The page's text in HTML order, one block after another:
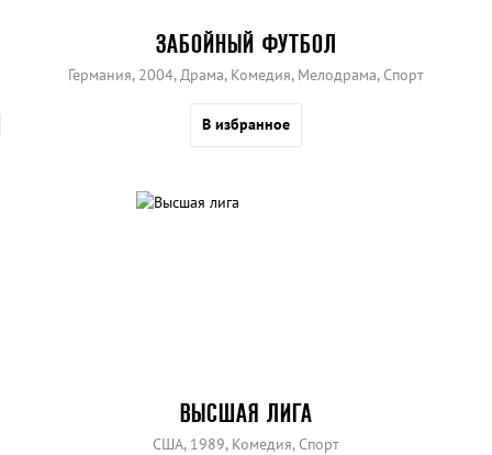
ЗАБОЙНЫЙ ФУТБОЛ
Германия, 2004, Драма, Комедия, Мелодрама, Спорт
В избранное
ВЫСШАЯ ЛИГА
США, 1989, Комедия, Спорт